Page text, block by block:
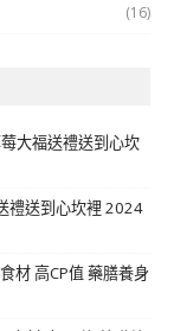
(16)
大福送禮送到心坎
禮送到心坎裡 2024
材 高CP值 藥膳養身